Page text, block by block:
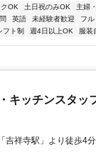
OK 土日祝のみOK 主婦
英語 未経験者歓迎 フル
フト制 週4日以上OK 服装
キッチンスタッ
吉祥寺駅」より徒歩4分